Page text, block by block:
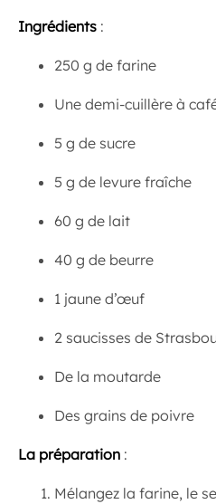
Ingrédients :
250 g de farine
Une demi-cuillère à
5 g de sucre
5 g de levure fraîche
60 g de lait
40 g de beurre
1 jaune d’œuf
2 saucisses de
De la moutarde
Des grains de poivre
La préparation :
Mélangez la farine, le